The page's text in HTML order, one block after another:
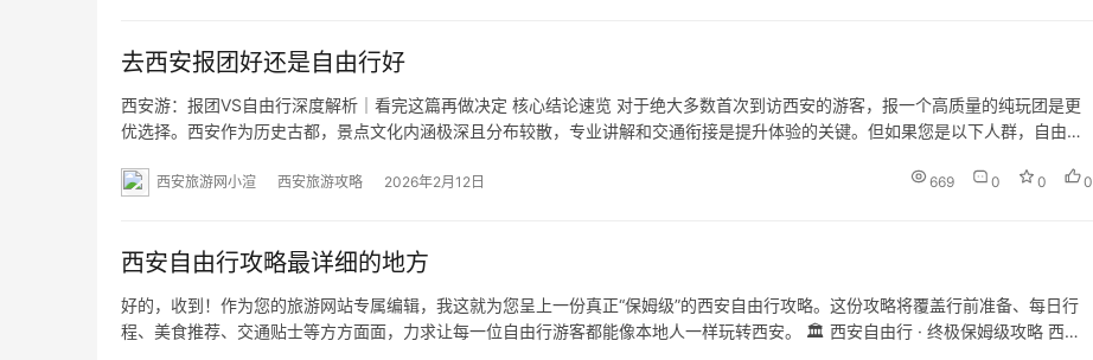
去西安报团好还是自由行好
西安游：报团VS自由行深度解析｜看完这篇再做决定 核心结论速览 对于绝大多数首次到访西安的游客，报一个高质量的纯玩团是更
优选择。西安作为历史古都，景点文化内涵极深且分布较散，专业讲解和交通衔接是提升体验的关键。但如果您是以下人群，自由行
西安旅游网小渲 西安旅游攻略 2026年2月12日 669 0 0 0
西安自由行攻略最详细的地方
好的，收到！作为您的旅游网站专属编辑，我这就为您呈上一份真正“保姆级”的西安自由行攻略。这份攻略将覆盖行前准备、每日行
程、美食推荐、交通贴士等方方面面，力求让每一位自由行游客都能像本地人一样玩转西安。 🏛 西安自由行 · 终极保姆级攻略 西